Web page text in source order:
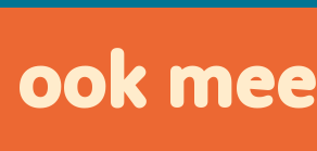
ook mee